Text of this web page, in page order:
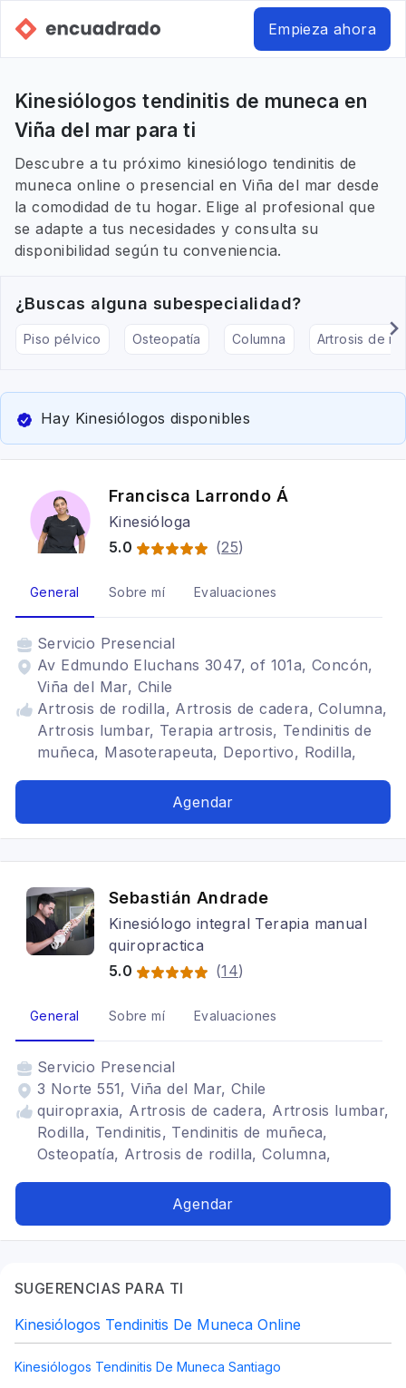
Empieza ahora
Kinesiólogos tendinitis de muneca en
Viña del mar para ti
Descubre a tu próximo kinesiólogo tendinitis de
muneca online o presencial en Viña del mar desde
la comodidad de tu hogar. Elige al profesional que
se adapte a tus necesidades y consulta su
disponibilidad según tu conveniencia.
¿Buscas alguna subespecialidad?
Piso pélvico Osteopatía Columna Artrosis de
Hay Kinesiólogos disponibles
Francisca Larrondo Á
Kinesióloga
5.0
(25)
General Sobre mí Evaluaciones
Servicio Presencial
Av Edmundo Eluchans 3047, of 101a, Concón,
Viña del Mar, Chile
Artrosis de rodilla, Artrosis de cadera, Columna,
Artrosis lumbar, Terapia artrosis, Tendinitis de
muñeca, Masoterapeuta, Deportivo, Rodilla,
Agendar
Sebastián Andrade
Kinesiólogo integral Terapia manual
quiropractica
5.0
(14)
General Sobre mí Evaluaciones
Servicio Presencial
3 Norte 551, Viña del Mar, Chile
quiropraxia, Artrosis de cadera, Artrosis lumbar,
Rodilla, Tendinitis, Tendinitis de muñeca,
Osteopatía, Artrosis de rodilla, Columna,
disco, discopatias, manguito rotador, tunel
Agendar
SUGERENCIAS PARA TI
Kinesiólogos Tendinitis De Muneca Online
Kinesiólogos Tendinitis De Muneca Santiago